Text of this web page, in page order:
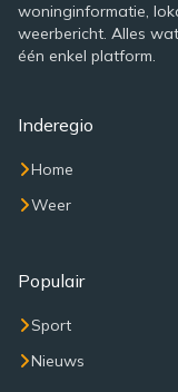
woninginformatie,
weerbericht. Alles
één enkel platform.
Inderegio
Home
Weer
Populair
Sport
Nieuws